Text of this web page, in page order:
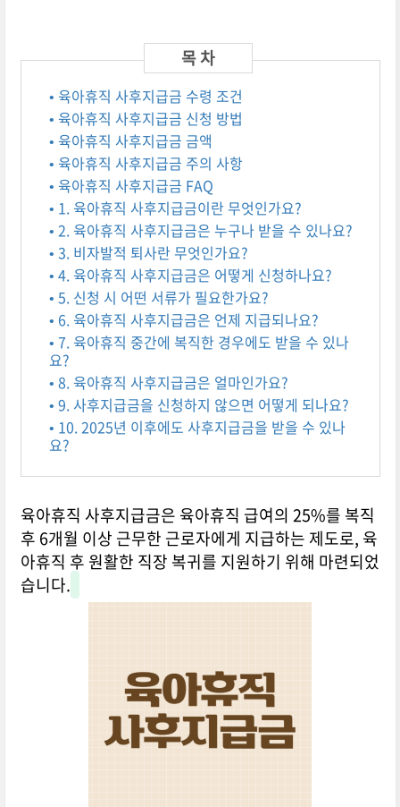
• 육아휴직 사후지급금 수령 조건
• 육아휴직 사후지급금 신청 방법
• 육아휴직 사후지급금 금액
• 육아휴직 사후지급금 주의 사항
• 육아휴직 사후지급금 FAQ
• 1. 육아휴직 사후지급금이란 무엇인가요?
• 2. 육아휴직 사후지급금은 누구나 받을 수 있나요?
• 3. 비자발적 퇴사란 무엇인가요?
• 4. 육아휴직 사후지급금은 어떻게 신청하나요?
• 5. 신청 시 어떤 서류가 필요한가요?
• 6. 육아휴직 사후지급금은 언제 지급되나요?
• 7. 육아휴직 중간에 복직한 경우에도 받을 수 있나
요?
• 8. 육아휴직 사후지급금은 얼마인가요?
• 9. 사후지급금을 신청하지 않으면 어떻게 되나요?
• 10. 2025년 이후에도 사후지급금을 받을 수 있나
요?
육아휴직 사후지급금은 육아휴직 급여의 25%를 복직
후 6개월 이상 근무한 근로자에게 지급하는 제도로, 육
아휴직 후 원활한 직장 복귀를 지원하기 위해 마련되었
습니다.